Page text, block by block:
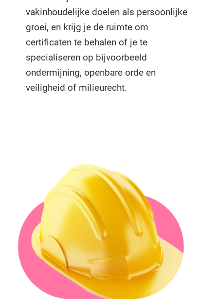
vakinhoudelijke doelen als persoonlijke
groei, en krijg je de ruimte om
certificaten te behalen of je te
specialiseren op bijvoorbeeld
ondermijning, openbare orde en
veiligheid of milieurecht.